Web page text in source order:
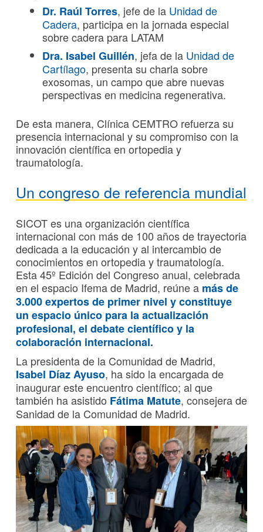
Dr. Raúl Torres, jefe de la Unidad de
Cadera, participa en la jornada especial
sobre cadera para LATAM
Dra. Isabel Guillén, jefa de la Unidad de
Cartílago, presenta su charla sobre
exosomas, un campo que abre nuevas
perspectivas en medicina regenerativa.
De esta manera, Clínica CEMTRO refuerza su
presencia internacional y su compromiso con la
innovación científica en ortopedia y
traumatología.
Un congreso de referencia mundial
SICOT es una organización científica
internacional con más de 100 años de trayectoria
dedicada a la educación y al intercambio de
conocimientos en ortopedia y traumatología.
Esta 45º Edición del Congreso anual, celebrada
en el espacio Ifema de Madrid, reúne a más de
3.000 expertos de primer nivel y constituye
un espacio único para la actualización
profesional, el debate científico y la
colaboración internacional.
La presidenta de la Comunidad de Madrid,
Isabel Díaz Ayuso, ha sido la encargada de
inaugurar este encuentro científico; al que
también ha asistido Fátima Matute, consejera de
Sanidad de la Comunidad de Madrid.